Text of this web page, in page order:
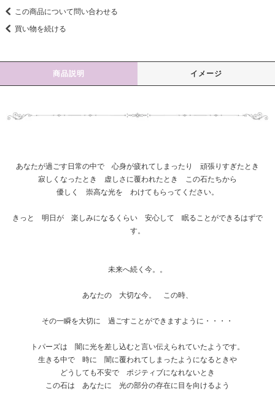
この商品について問い合わせる
買い物を続ける
商品説明 イメージ
あなたが過ごす日常の中で 心身が疲れてしまったり 頑張りすぎたとき
寂しくなったとき 虚しさに覆われたとき この石たちから
優しく 崇高な光を わけてもらってください。
きっと 明日が 楽しみになるくらい 安心して 眠ることができるはずで
す。
未来へ続く今。。
あなたの 大切な今。 この時、
その一瞬を大切に 過ごすことができますように・・・・
トパーズは 闇に光を差し込むと言い伝えられていたようです。
生きる中で 時に 闇に覆われてしまったようになるときや
どうしても不安で ポジティブになれないとき
この石は あなたに 光の部分の存在に目を向けるよう